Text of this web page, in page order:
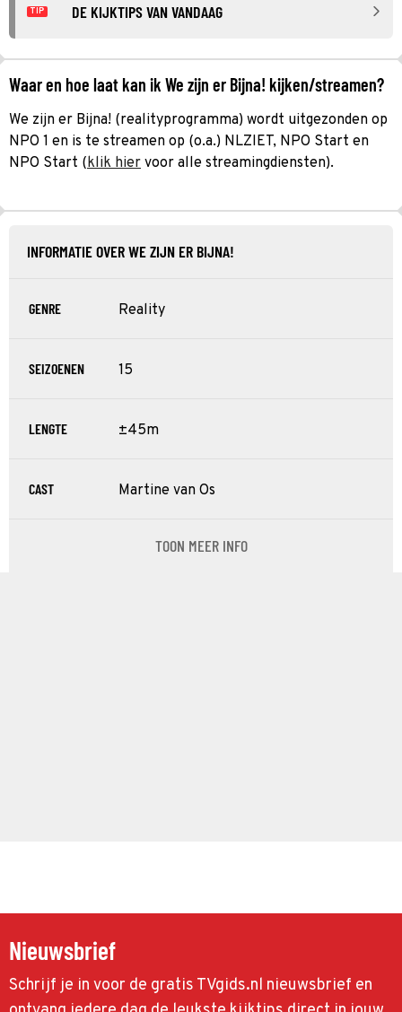
TIP DE KIJKTIPS VAN VANDAAG
Waar en hoe laat kan ik We zijn er Bijna! kijken/streamen?
We zijn er Bijna! (realityprogramma) wordt uitgezonden op
NPO 1 en is te streamen op (o.a.) NLZIET, NPO Start en
NPO Start (klik hier voor alle streamingdiensten).
INFORMATIE OVER WE ZIJN ER BIJNA!
GENRE Reality
SEIZOENEN 15
LENGTE ±45m
CAST Martine van Os
TOON MEER INFO
Nieuwsbrief
Schrijf je in voor de gratis TVgids.nl nieuwsbrief en